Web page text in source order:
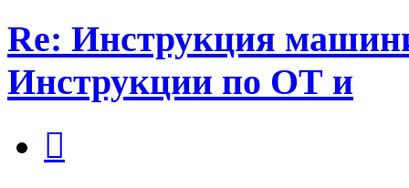
Re: Инструкция
Инструкции по ОТ и